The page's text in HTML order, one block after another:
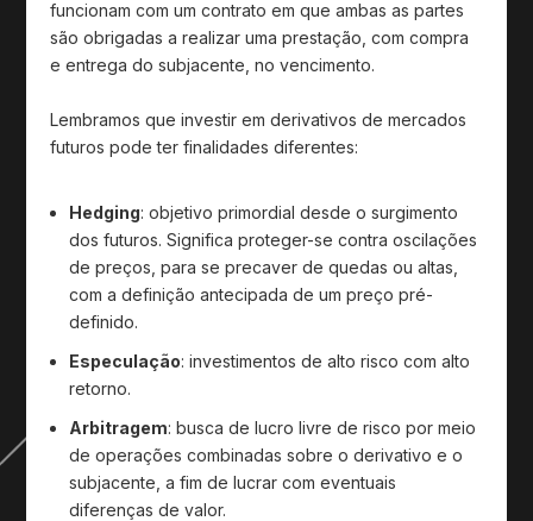
funcionam com um contrato em que ambas as partes
são obrigadas a realizar uma prestação, com compra
e entrega do subjacente, no vencimento.
Lembramos que investir em derivativos de mercados
futuros pode ter finalidades diferentes:
Hedging: objetivo primordial desde o surgimento
dos futuros. Significa proteger-se contra oscilações
de preços, para se precaver de quedas ou altas,
com a definição antecipada de um preço pré-
definido.
Especulação: investimentos de alto risco com alto
retorno.
Arbitragem: busca de lucro livre de risco por meio
de operações combinadas sobre o derivativo e o
subjacente, a fim de lucrar com eventuais
diferenças de valor.